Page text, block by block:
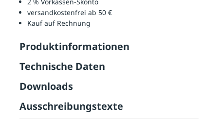
versandkostenfrei ab 50 €
Kauf auf Rechnung
Produktinformationen
Technische Daten
Downloads
Ausschreibungstexte